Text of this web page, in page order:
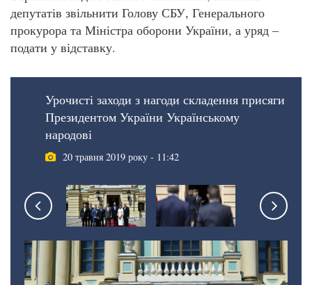
депутатів звільнити Голову СБУ, Генерального
прокурора та Міністра оборони України, а уряд –
подати у відставку.
Урочисті заходи з нагоди складення присяги
Президентом України Українському
народові
20 травня 2019 року - 11:42